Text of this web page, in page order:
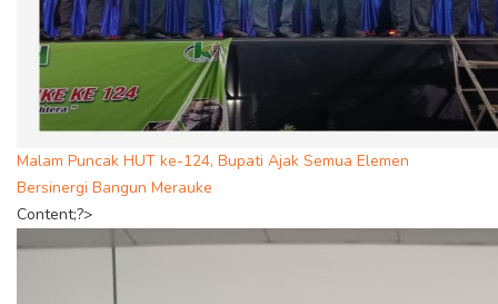
Malam Puncak HUT ke-124, Bupati Ajak Semua Elemen
Bersinergi Bangun Merauke
Content;?>